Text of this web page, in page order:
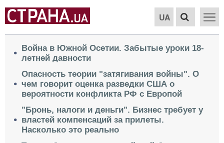
UA
Война в Южной Осетии. Забытые уроки 18-
летней давности
Опасность теории "затягивания войны". О
чем говорит оценка разведки США о
вероятности конфликта РФ с Европой
"Бронь, налоги и деньги". Бизнес требует у
властей компенсаций за прилеты.
Насколько это реально